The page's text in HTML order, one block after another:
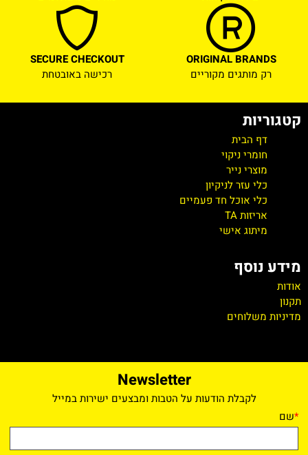
ORIGINAL BRANDS
רק מותגים מקוריים
SECURE CHECKOUT
רכישה באובטחת
קטגוריות
דף הבית
חומרי ניקוי
מוצרי נייר
כלי עזר לניקיון
כלי אוכל חד פעמיים
אריזות TA
מיתוג אישי
מידע נוסף
אודות
תקנון
מדיניות משלוחים
Newsletter
לקבלת הודעות על הטבות ומבצעים ישירות במייל
*שם